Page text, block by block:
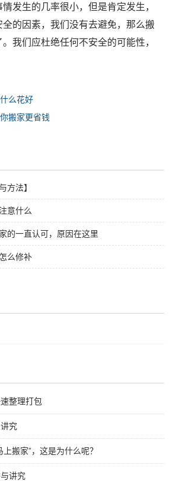
发生的几率很小，但是肯定发生，
的因素，我们没有去避免，那么搬
我们应杜绝任何不安全的可能性，
么花好
搬家更省钱
方法】
意什么
的一直认可，原因在这里
么修补
整理打包
究
搬家”，这是为什么呢？
讲究